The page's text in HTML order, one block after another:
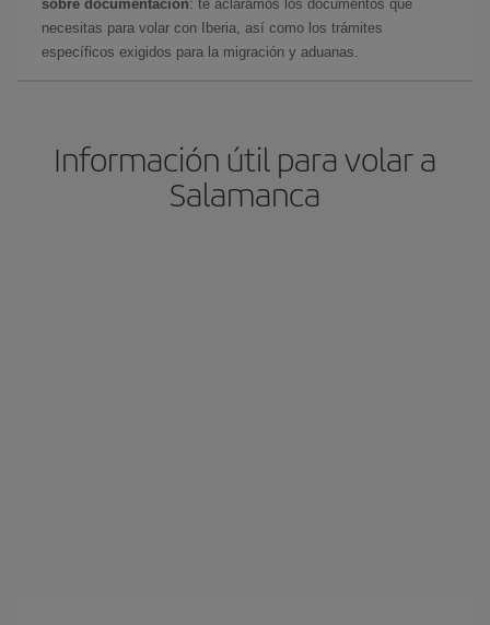
sobre documentación: te aclaramos los documentos que
necesitas para volar con Iberia, así como los trámites
específicos exigidos para la migración y aduanas.
Información útil para volar a
Salamanca